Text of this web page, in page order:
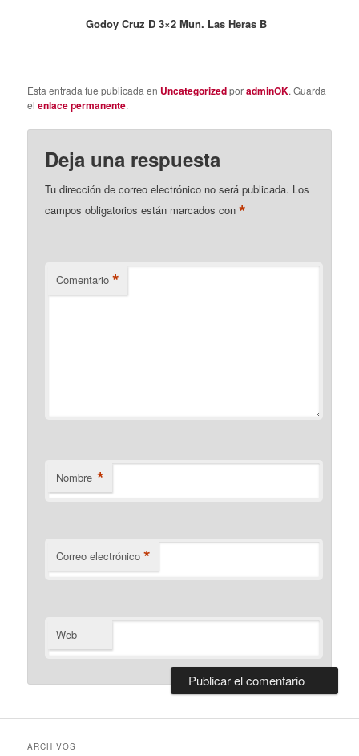
Godoy Cruz D 3×2 Mun. Las Heras B
Esta entrada fue publicada en UncategorizedporadminOK. Guarda
elenlace permanente.
Deja una respuesta
Tu dirección de correo electrónico no será publicada. Los
campos obligatorios están marcados con*
Comentario *
Nombre *
Correo electrónico *
Web
ARCHIVOS